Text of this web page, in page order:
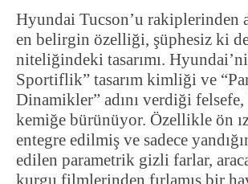
Hyundai Tucson’u rakiplerinden
en belirgin özelliği, şüphesiz ki
niteliğindeki tasarımı.
Sportiflik” tasarım kimliği ve
Dinamikler” adını verdiği felsefe,
kemiğe bürünüyor. Özellikle ön
entegre edilmiş ve sadece
edilen parametrik gizli farlar,
kurgu filmlerinden fırlamış bir